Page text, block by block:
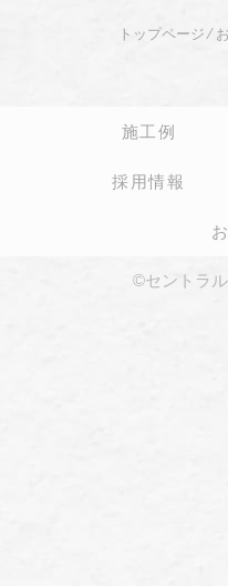
トップページ ⁄
施工例
採用情報
©セントラ